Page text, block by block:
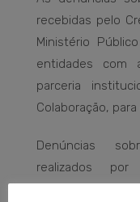
recebidas pelo
Ministério
entidades com
parceria
Colaboração,
Denúncias
realizados